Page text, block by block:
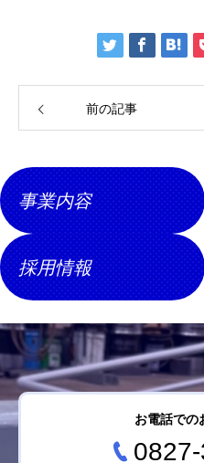
前の記事
事業内容
採用情報
お電話での